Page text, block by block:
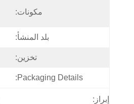
مكونات:
بلد المنشأ:
تخزين:
Packaging Details:
إبراز: